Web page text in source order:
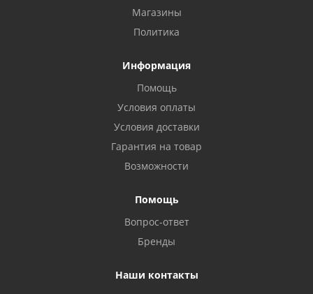
Магазины
Политика
Информация
Помощь
Условия оплаты
Условия доставки
Гарантия на товар
Возможности
Помощь
Вопрос-ответ
Бренды
Наши контакты